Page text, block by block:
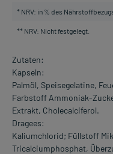
* NRV: in % des
** NRV: Nicht festgelegt.
Zutaten:
Kapseln:
Palmöl, Speisegelatine,
Farbstoff Ammoniak-
Extrakt, Cholecalciferol.
Dragees:
Kaliumchlorid; Füllstoff
Tricalciumphosphat,